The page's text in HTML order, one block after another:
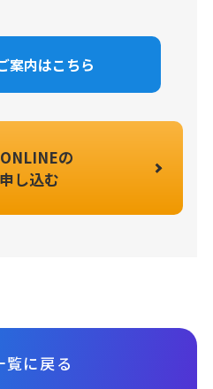
案内はこちら
の
し込む
覧に戻る